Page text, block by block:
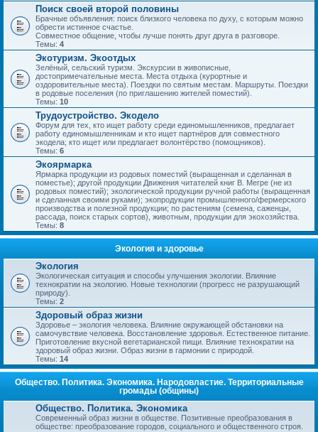
Поиск своей второй половины
Брачные объявления: поиск близкого человека по духу, с которым можно
обрести истинное счастье.
Совместное общение, чтобы лучше понять друг друга в разговоре.
Темы: 4
Экотуризм. Экоотдых
Зелёный, сельский туризм. Экскурсии в живописные,
достопримечательные места. Места отдыха (курортные и
оздоровительные места). Поездки по святым местам. Маршруты. Поездки
в родовые поселения (по приглашению жителей поместий).
Темы: 10
Трудоустройство. Экодело
Форум для тех, кто ищет работу среди единомышленников, предлагает
работу единомышленникам и кто ищет партнёров для совместного
экодела; кто ищет или предлагает волонтёрство (помощников).
Темы: 6
Экоярмарка
Ярмарка продукции из родовых поместий (выращенная и сделанная в
поместье); другой продукции Движения читателей книг В. Мегре (не из
родовых поместий); экологической продукции ручной работы (выращенная
и сделанная своими руками); экопродукции промышленного/фермерского
производства и полезной продукции; по растениям (семена, саженцы,
рассада, поиск старых сортов), животным, продукции для экохозяйства.
Темы: 8
Экология и здоровье
Экология
Экологическая ситуация и способы улучшения экологии. Влияние
технократии на экологию. Новые технологии (прогресс не разрушающий
природу).
Темы: 2
Здоровый образ жизни
Здоровье – экология человека. Влияние окружающей обстановки на
самочувствие человека. Восстановление здоровья. Естественное питание.
Приготовление вкусной вегетарианской пищи. Влияние технократии на
здоровый образ жизни. Образ жизни в гармонии с природой.
Темы: 14
Общество. Политика. Экономика. Народовластие. Территориальные
громады (общины)
Общество. Политика. Экономика
Современный образ жизни в обществе. Позитивные преобразования в
обществе: преобразование городов, социального и общественного строя.